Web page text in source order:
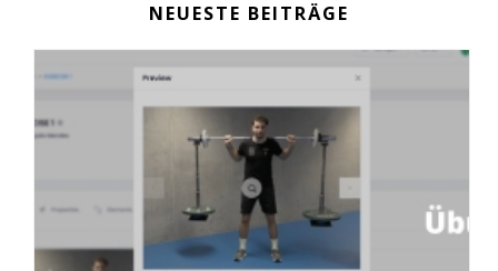
NEUESTE BEITRÄGE